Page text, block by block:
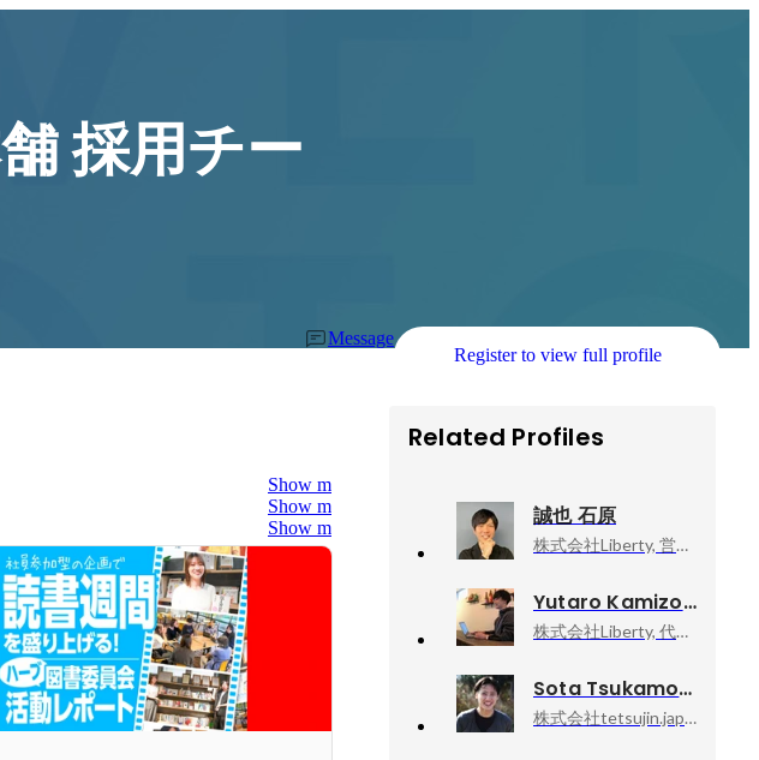
採用チー
Message
Register to view full profile
Show more
Show more
Show more
Related Profiles
誠也 石原
株式会社Liberty, 営業・マーケティング・キャリアアドバイザー・新規事業推進
Yutaro Kamizono
株式会社Liberty, 代表取締役CEO
Sota Tsukamoto
株式会社tetsujin.japan, 執行役員